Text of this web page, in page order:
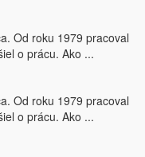
Od roku 1979 pracoval
o prácu. Ako ...
Od roku 1979 pracoval
o prácu. Ako ...